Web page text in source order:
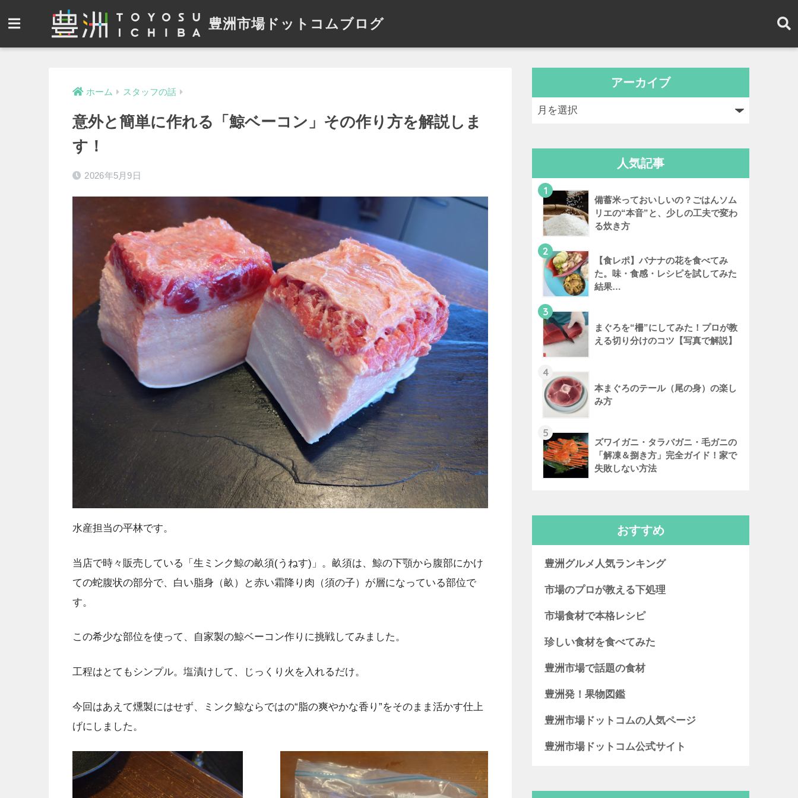
豊洲市場ドットコムブログ
ホーム スタッフの話
意外と簡単に作れる「鯨ベーコン」その作り方を解説しま
す！
2026年5月9日
水産担当の平林です。
当店で時々販売している「生ミンク鯨の畝須(うねす)」。畝須は、鯨の下顎から腹部にかけ
ての蛇腹状の部分で、白い脂身（畝）と赤い霜降り肉（須の子）が層になっている部位で
す。
この希少な部位を使って、自家製の鯨ベーコン作りに挑戦してみました。
工程はとてもシンプル。塩漬けして、じっくり火を入れるだけ。
今回はあえて燻製にはせず、ミンク鯨ならではの“脂の爽やかな香り”をそのまま活かす仕上
げにしました。
アーカイブ
人気記事
1
備蓄米っておいしいの？ごはんソム
リエの“本音”と、少しの工夫で変わ
る炊き方
2
【食レポ】バナナの花を食べてみ
た。味・食感・レシピを試してみた
結果…
3
まぐろを“柵”にしてみた！プロが教
える切り分けのコツ【写真で解説】
4
本まぐろのテール（尾の身）の楽し
み方
5
ズワイガニ・タラバガニ・毛ガニの
「解凍＆捌き方」完全ガイド！家で
失敗しない方法
おすすめ
豊洲グルメ人気ランキング
市場のプロが教える下処理
市場食材で本格レシピ
珍しい食材を食べてみた
豊洲市場で話題の食材
豊洲発！果物図鑑
豊洲市場ドットコムの人気ページ
豊洲市場ドットコム公式サイト